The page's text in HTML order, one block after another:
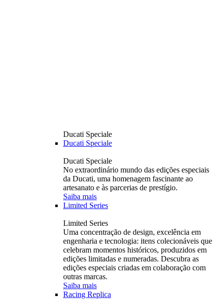
Ducati Speciale
Ducati Speciale
Ducati Speciale
No extraordinário mundo das edições especiais
da Ducati, uma homenagem fascinante ao
artesanato e às parcerias de prestígio.
Saiba mais
Limited Series
Limited Series
Uma concentração de design, excelência em
engenharia e tecnologia: itens colecionáveis ​​que
celebram momentos históricos, produzidos em
edições limitadas e numeradas. Descubra as
edições especiais criadas em colaboração com
outras marcas.
Saiba mais
Racing Replica